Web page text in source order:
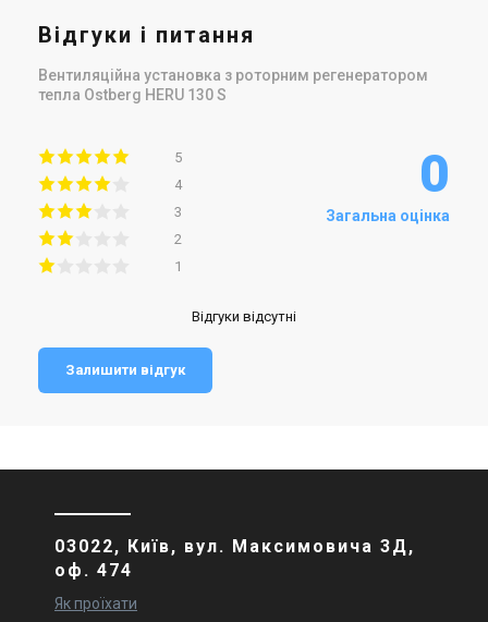
Відгуки і питання
Вентиляційна установка з роторним регенератором
тепла Ostberg HERU 130 S
5
4
3
2
1
0
Загальна оцінка
Відгуки відсутні
Залишити відгук
03022, Київ, вул. Максимовича 3Д,
оф. 474
Як проїхати